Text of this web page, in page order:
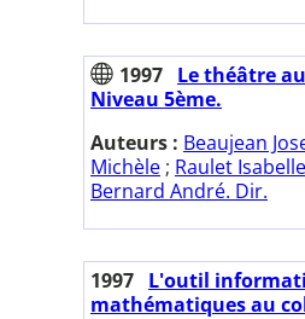
1997 Le théâtre
Niveau 5ème.
Auteurs : Beaujean
Michèle ; Raulet Isabelle
Bernard André. Dir.
1997 L'outil
mathématiques au